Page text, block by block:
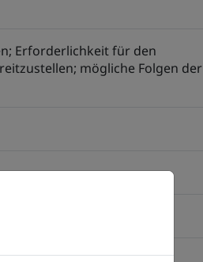
Erforderlichkeit für den
mögliche Folgen der